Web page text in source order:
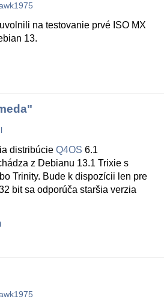
na testovanie prvé ISO MX
13.
distribúcie Q4OS 6.1
z Debianu 13.1 Trixie s
Trinity. Bude k dispozícii len pre
bit sa odporúča staršia verzia